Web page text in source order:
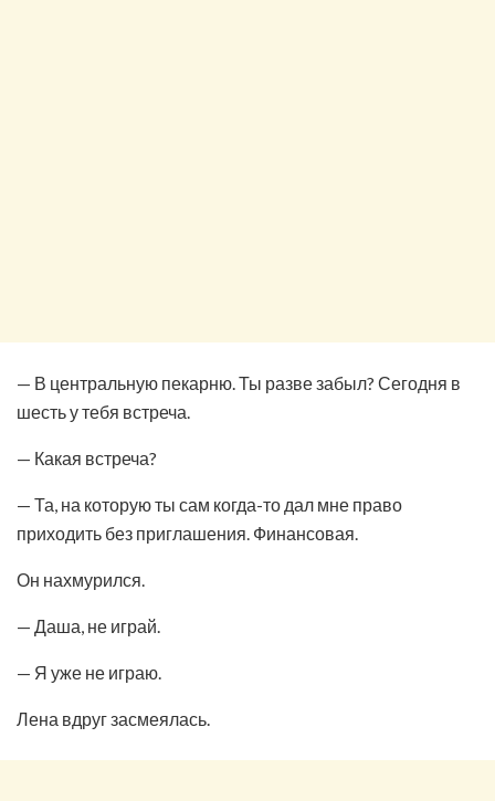
— В центральную пекарню. Ты разве забыл? Сегодня в
шесть у тебя встреча.
— Какая встреча?
— Та, на которую ты сам когда-то дал мне право
приходить без приглашения. Финансовая.
Он нахмурился.
— Даша, не играй.
— Я уже не играю.
Лена вдруг засмеялась.